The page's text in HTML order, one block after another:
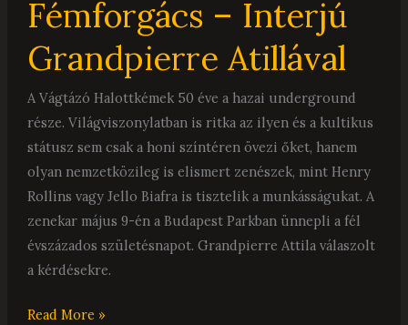
Fémforgács – Interjú
Grandpierre Atillával
A Vágtázó Halottkémek 50 éve a hazai underground
része. Világviszonylatban is ritka az ilyen és a kultikus
státusz sem csak a honi színtéren övezi őket, hanem
olyan nemzetközileg is elismert zenészek, mint Henry
Rollins vagy Jello Biafra is tisztelik a munkásságukat. A
zenekar május 9-én a Budapest Parkban ünnepli a fél
évszázados születésnapot. Grandpierre Attila válaszolt
a kérdésekre.
Read More »